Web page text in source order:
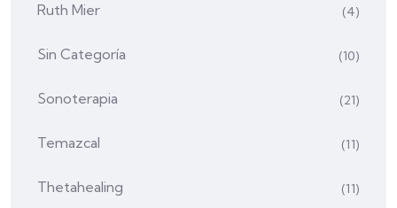
Ruth Mier (4)
Sin Categoría (10)
Sonoterapia (21)
Temazcal (11)
Thetahealing (11)